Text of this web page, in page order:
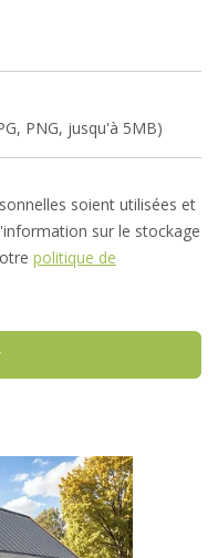
PNG, jusqu'à 5MB)
soient utilisées et
sur le stockage
politique de